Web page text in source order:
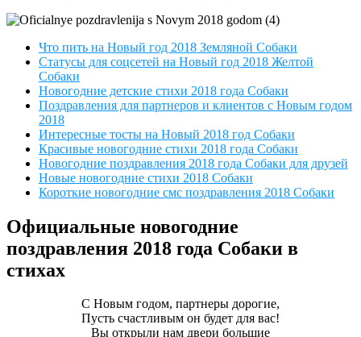
Что пить на Новый год 2018 Земляной Собаки
Статусы для соцсетей на Новый год 2018 Желтой
Собаки
Новогодние детские стихи 2018 года Собаки
Поздравления для партнеров и клиентов с Новым годом
2018
Интересные тосты на Новый 2018 год Собаки
Красивые новогодние стихи 2018 года Собаки
Новогодние поздравления 2018 года Собаки для друзей
Новые новогодние стихи 2018 Собаки
Короткие новогодние смс поздравления 2018 Собаки
Официальные новогодние
поздравления 2018 года Собаки в
стихах
С Новым годом, партнеры дорогие,
Пусть счастливым он будет для вас!
Вы открыли нам двери большие